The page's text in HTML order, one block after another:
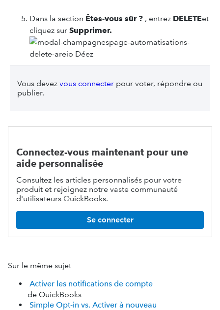
Dans la section Êtes-vous sûr ? , entrez DELETEet
cliquez sur Supprimer.
Vous devez vous connecter pour voter, répondre ou
publier.
Connectez-vous maintenant pour une
aide personnalisée
Consultez les articles personnalisés pour votre
produit et rejoignez notre vaste communauté
d'utilisateurs QuickBooks.
Se connecter
Sur le même sujet
Activer les notifications de compte
de QuickBooks
Simple Opt-in vs. Activer à nouveau